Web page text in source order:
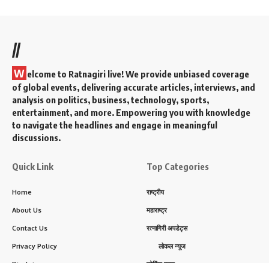
//
W elcome to Ratnagiri live! We provide unbiased coverage
of global events, delivering accurate articles, interviews, and
analysis on politics, business, technology, sports,
entertainment, and more. Empowering you with knowledge
to navigate the headlines and engage in meaningful
discussions.
Quick Link
Home
About Us
Contact Us
Privacy Policy
Top Categories
राष्ट्रीय
महाराष्ट्र
रत्नागिरी अपडेट्स
लोकल न्यूज